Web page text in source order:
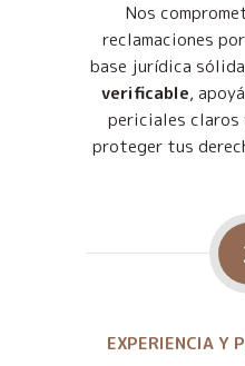
Nos
reclamaciones
base jurídica
verificable,
periciales claros
proteger tus
EXPERIENCIA Y